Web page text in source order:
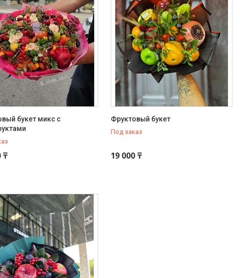
букет микс с
₸
Фруктовый букет
Под заказ
19 000 ₸